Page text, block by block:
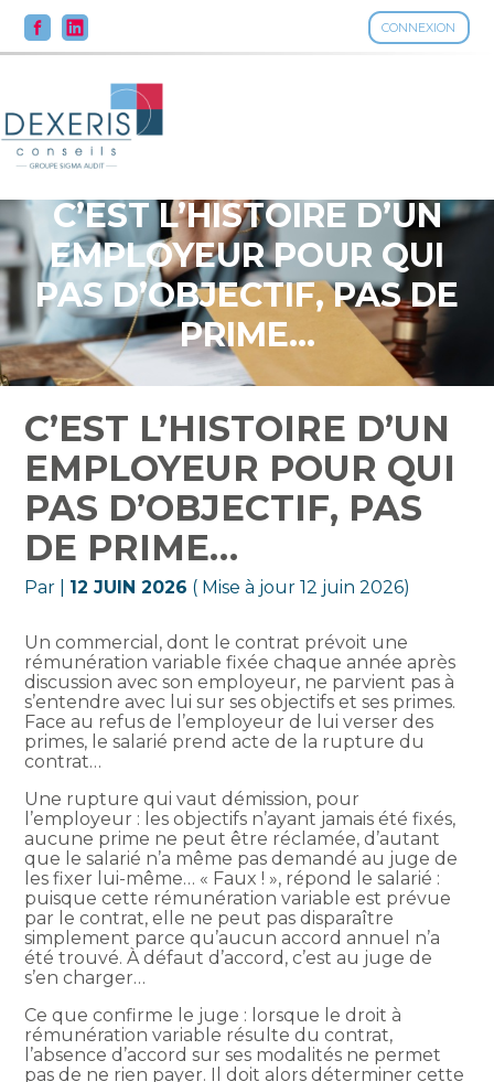
CONNEXION
Aller
au
contenu
C’EST L’HISTOIRE D’UN
EMPLOYEUR POUR QUI
PAS D’OBJECTIF, PAS DE
PRIME…
C’EST L’HISTOIRE D’UN
EMPLOYEUR POUR QUI
PAS D’OBJECTIF, PAS
DE PRIME…
Par 12 JUIN 2026 ( Mise à jour 12 juin 2026)
Un commercial, dont le contrat prévoit une
rémunération variable fixée chaque année après
discussion avec son employeur, ne parvient pas à
s’entendre avec lui sur ses objectifs et ses primes.
Face au refus de l’employeur de lui verser des
primes, le salarié prend acte de la rupture du
contrat…
Une rupture qui vaut démission, pour
l’employeur : les objectifs n’ayant jamais été fixés,
aucune prime ne peut être réclamée, d’autant
que le salarié n’a même pas demandé au juge de
les fixer lui-même… « Faux ! », répond le salarié :
puisque cette rémunération variable est prévue
par le contrat, elle ne peut pas disparaître
simplement parce qu’aucun accord annuel n’a
été trouvé. À défaut d’accord, c’est au juge de
s’en charger…
Ce que confirme le juge : lorsque le droit à
rémunération variable résulte du contrat,
l’absence d’accord sur ses modalités ne permet
pas de ne rien payer. Il doit alors déterminer cette